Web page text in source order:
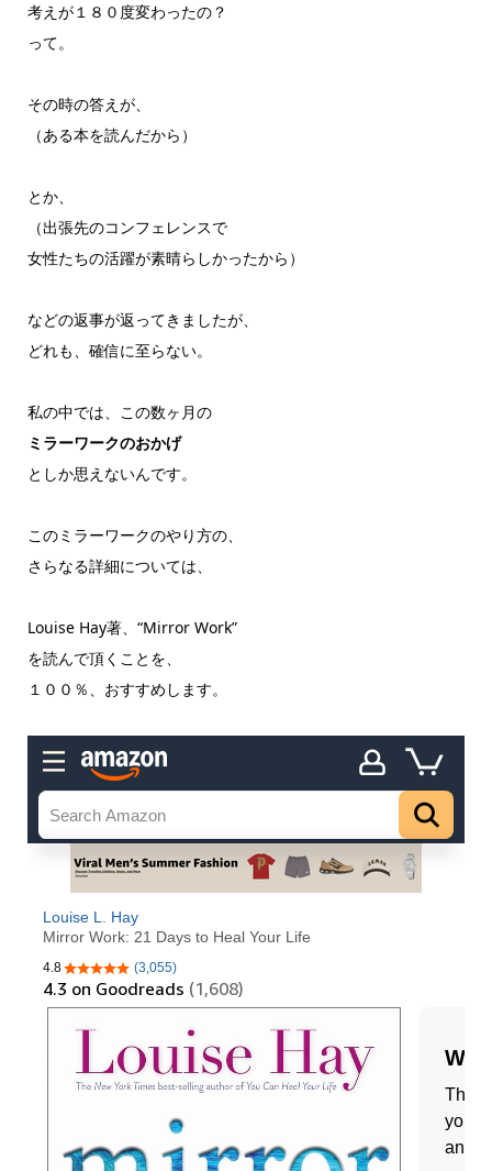
考えが１８０度変わったの？
って。
その時の答えが、
（ある本を読んだから）
とか、
（出張先のコンフェレンスで
女性たちの活躍が素晴らしかったから）
などの返事が返ってきましたが、
どれも、確信に至らない。
私の中では、この数ヶ月の
ミラーワークのおかげ
としか思えないんです。
このミラーワークのやり方の、
さらなる詳細については、
Louise Hay著、“Mirror Work”
を読んで頂くことを、
１００％、おすすめします。